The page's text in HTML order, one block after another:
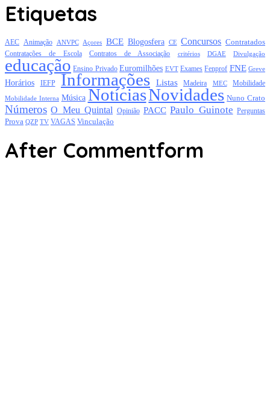
Etiquetas
AEC Animação ANVPC Açores BCE Blogosfera CE Concursos Contratados
Contratações de Escola Contratos de Associação critérios DGAE Divulgação
educação Ensino Privado Euromilhões EVT Exames Fenprof FNE Greve
Horários IEFP Informações Listas Madeira MEC Mobilidade
Mobilidade Interna Música NotíciasNovidades Nuno Crato
Números O Meu Quintal Opinião PACC Paulo Guinote Perguntas
Prova QZP TV VAGAS Vinculação
After Commentform